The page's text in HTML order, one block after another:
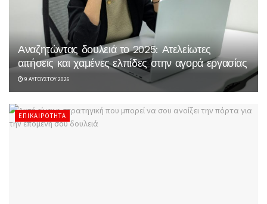
Αναζητώντας δουλειά το 2025: Ατελείωτες
αιτήσεις και χαμένες ελπίδες στην αγορά εργασίας
9 ΑΥΓΟΎΣΤΟΥ 2026
ΕΠΙΚΑΙΡΌΤΗΤΑ